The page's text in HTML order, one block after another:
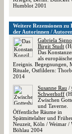
Humblot 2001
Weitere Rezensionen zu
der Autorinnen /
Gabriela
Birgit Studt
Das
als
Ereignis. Begegnungen,
Rituale, Ostfildern:
2014
Susanne Rau /
Schwerhoff
Zwischen
und Taverne.
Öffentliche Räume in
Spätmittelalter und
Neuzeit, Köln / Weimar /
Böhlau 2004